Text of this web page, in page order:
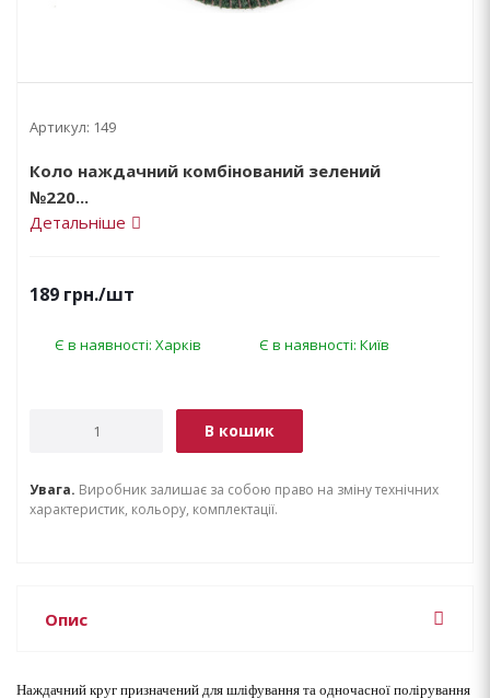
Артикул: 149
Коло наждачний комбінований зелений
№220...
Детальніше
189 грн./шт
Є в наявності: Харків Є в наявності: Київ
В кошик
Увага. Виробник залишає за собою право на зміну технічних
характеристик, кольору, комплектації.
Опис
Наждачний круг призначений для шліфування та одночасної полірування